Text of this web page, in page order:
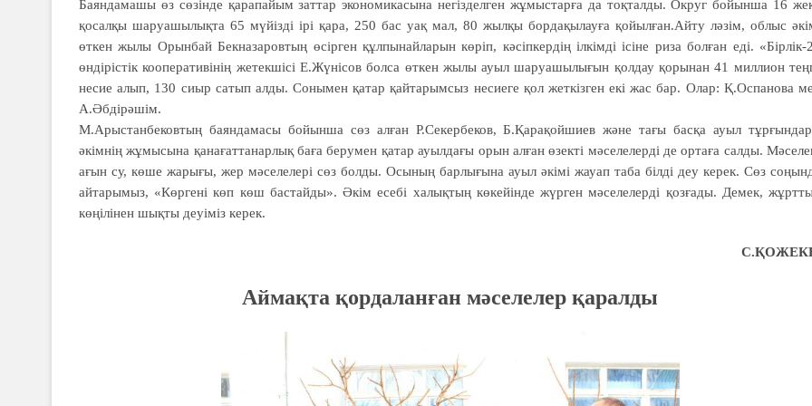
Баяндамашы өз сөзінде қара­пайым заттар экономикасына негіз­дел­ген жұмыстарға да тоқталды. Округ бойын­ша 16
қосалқы шаруа­шы­лықта 65 мүйізді ірі қара, 250 бас уақ мал, 80 жылқы бордақылауға қойылған.Айту ләзім, облыс
өткен жылы Орынбай Бекназаровтың өсірген құлпы­найларын көріп, кәсіпкердің ілкімді ісіне риза болған еді. «Бірлік-
өндірістік кооперативінің жетекшісі Е.Жүнісов болса өткен жылы ауыл шаруашылығын қолдау қорынан 41 миллион
несие алып, 130 сиыр сатып алды. Сонымен қатар қайтарымсыз несиеге қол жет­кізген екі жас бар. Олар: Қ.Оспанова
А.Әбдірәшім.
М.Арыстанбековтың баяндамасы бойынша сөз алған Р.Секербеков, Б.Қара­қойшиев және тағы басқа ауыл
әкімнің жұмысына қанағат­танарлық баға берумен қатар ауылдағы орын алған өзекті мәселелерді де ортаға салды.
ағын су, көше жарығы, жер мәселелері сөз болды. Осының барлығына ауыл әкімі жауап таба білді деу керек. Сөз
айтарымыз, «Көргені көп көш бастайды». Әкім есебі халықтың көкейінде жүрген мәселелерді қозғады. Демек,
көңілінен шықты деуіміз керек.
Аймақта қордаланған мәселелер қаралды